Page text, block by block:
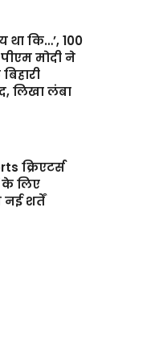
था कि…’, 100
मोदी ने
लिखा लंबा
क्रिएटर्स
के लिए
नई शर्तें